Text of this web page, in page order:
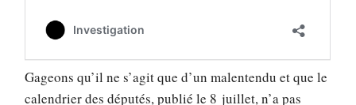
Gageons qu’il ne s’agit que d’un malentendu et que le
calendrier des députés, publié le 8 juillet, n’a pas